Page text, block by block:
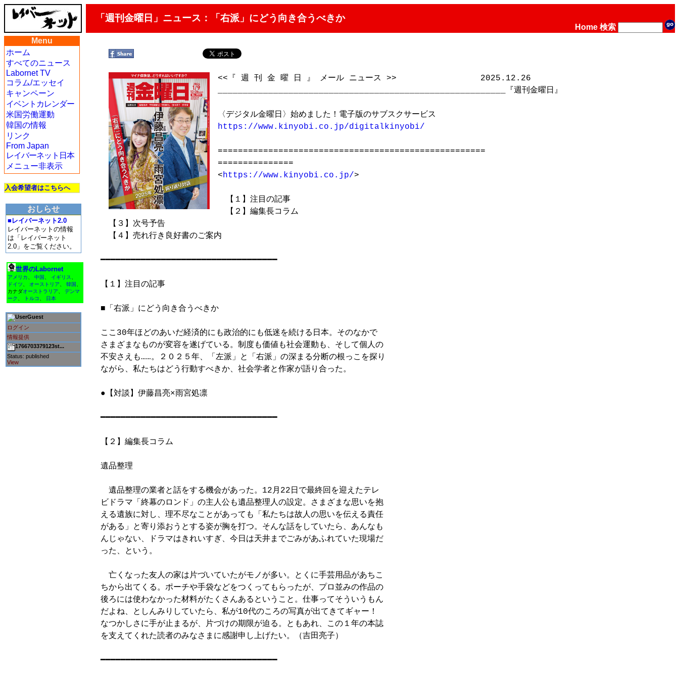
「週刊金曜日」ニュース：「右派」にどう向き合うべきか
Home 検索
Menu
ホーム
すべてのニュース
Labornet TV
コラム/エッセイ
キャンペーン
イベントカレンダー
米国労働運動
韓国の情報
リンク
From Japan
レイバーネット日本
メニュー非表示
入会希望者はこちらへ
おしらせ
■レイバーネット2.0
レイバーネットの情報
は「レイバーネット
2.0」をご覧ください。
世界のLabornet
アメリカ 中国 イギリス
ドイツ
オーストリア 韓国
カナダオーストラリア
デンマ
ーク
トルコ 日本
Guest
ログイン
情報提供
1766703379123st...
Status: published
View
<<『 週 刊 金 曜 日 』 メール ニュース >>　       　　　　　2025.12.26
_________________________________________________________『週刊金曜日』
https://www.kinyobi.co.jp/digitalkinyobi/
=====================================================
===============
<https://www.kinyobi.co.jp/>
【１】注目の記事
【２】編集長コラム
【３】次号予告
【４】売れ行き良好書のご案内
━━━━━━━━━━━━━━━━━━━━━━━━━━━━━━━━━━━
【１】注目の記事
■「右派」にどう向き合うべきか
ここ30年ほどのあいだ経済的にも政治的にも低迷を続ける日本。そのなかで
さまざまなものが変容を遂げている。制度も価値も社会運動も、そして個人の
不安さえも……。２０２５年、「左派」と「右派」の深まる分断の根っこを探り
ながら、私たちはどう行動すべきか、社会学者と作家が語り合った。
●【対談】伊藤昌亮×雨宮処凛
━━━━━━━━━━━━━━━━━━━━━━━━━━━━━━━━━━━
【２】編集長コラム
遺品整理
遺品整理の業者と話をする機会があった。12月22日で最終回を迎えたテレ
ビドラマ「終幕のロンド」の主人公も遺品整理人の設定。さまざまな思いを抱
える遺族に対し、理不尽なことがあっても「私たちは故人の思いを伝える責任
がある」と寄り添おうとする姿が胸を打つ。そんな話をしていたら、あんなも
んじゃない、ドラマはきれいすぎ、今日は天井までごみがあふれていた現場だ
った、という。
亡くなった友人の家は片づいていたがモノが多い。とくに手芸用品があちこ
ちから出てくる。ポーチや手袋などをつくってもらったが、プロ並みの作品の
後ろには使わなかった材料がたくさんあるということ。仕事ってそういうもん
だよね、としんみりしていたら、私が10代のころの写真が出てきてギャー！
なつかしさに手が止まるが、片づけの期限が迫る。ともあれ、この１年の本誌
を支えてくれた読者のみなさまに感謝申し上げたい。（吉田亮子）
━━━━━━━━━━━━━━━━━━━━━━━━━━━━━━━━━━━